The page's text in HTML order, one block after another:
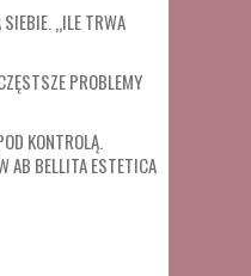
„ILE TRWA
PROBLEMY
KONTROLĄ.
AB BELLITA ESTETICA